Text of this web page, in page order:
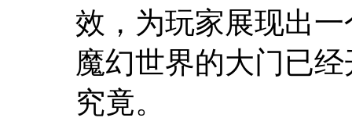
效，为玩家展现出
魔幻世界的大门已
究竟。